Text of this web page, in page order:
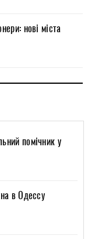
нові міста
помічник у
в Одессу